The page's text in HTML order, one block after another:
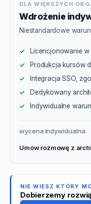
DLA WIĘKSZYCH
Wdrożenie
Niestandardowe
Licencjonowanie w
Produkcja kursów
Integracja SSO,
Dedykowany
Indywidualne
wycena indywidualna
Umów rozmowę z
NIE WIESZ KTÓRY
Dobierzemy